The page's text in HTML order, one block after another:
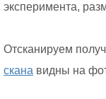
эксперимента,
Отсканируем
скана видны на